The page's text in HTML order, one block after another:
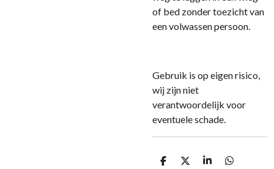
of bed zonder toezicht van
een volwassen persoon.
Gebruik is op eigen risico,
wij zijn niet
verantwoordelijk voor
eventuele schade.
D
D
S
D